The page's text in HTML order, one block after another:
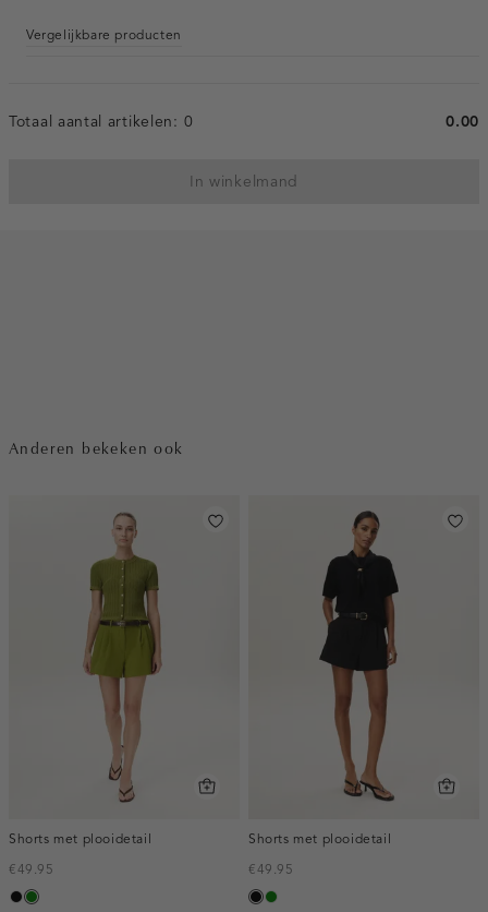
Vergelijkbare producten
Totaal aantal artikelen: 0 0.00
In winkelmand
Anderen bekeken ook
Shorts met plooidetail
€49.95
zwartgroen
Shorts met plooidetail
€49.95
zwartgroen